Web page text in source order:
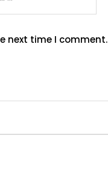
next time I comment.